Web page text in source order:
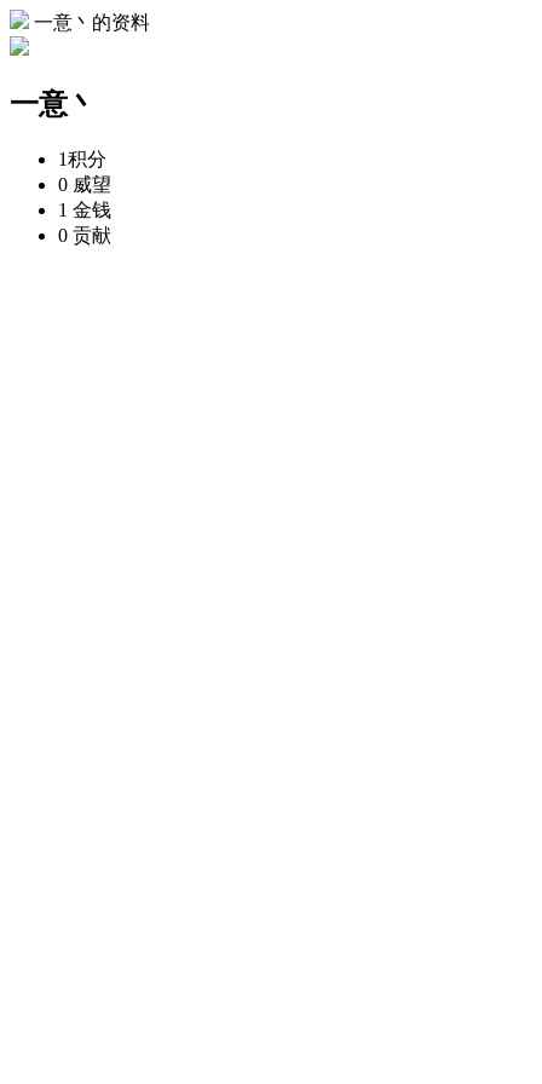
一意丶的资料
一意丶
1积分
0 威望
1 金钱
0 贡献